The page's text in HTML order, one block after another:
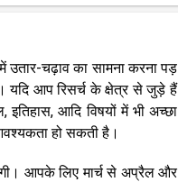
उतार-चढ़ाव का सामना करना पड़
आप रिसर्च के क्षेत्र से जुड़े हैं
आदि विषयों में भी अच्छा
हो सकती है।
आपके लिए मार्च से अप्रैल और